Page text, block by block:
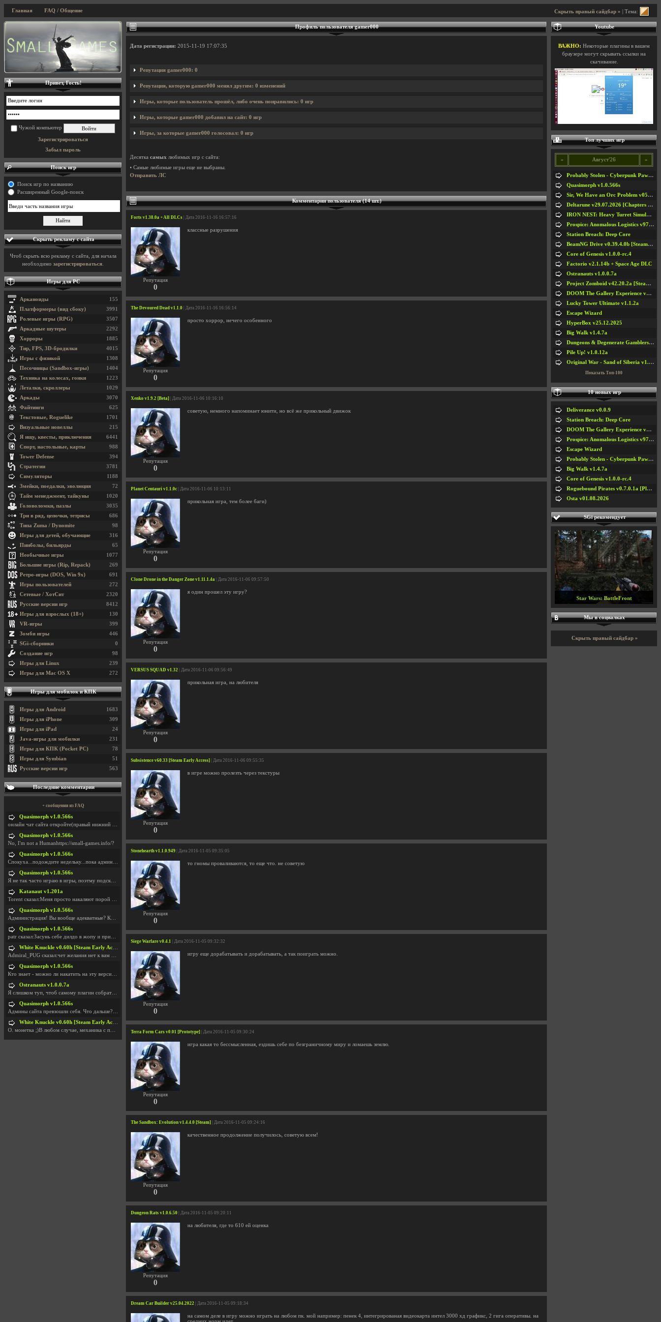
Скрыть правый сайдбар » | Тема:
Главная FAQ / Общение
Профиль пользователя gamer000
Дата регистрации: 2015-11-19 17:07:35
Репутация gamer000: 0
Репутация, которую gamer000 менял другим: 0 изменений
Игры, которые пользователь прошёл, либо очень понравились: 0 игр
Игры, которые gamer000 добавил на сайт: 0 игр
Игры, за которые gamer000 голосовал: 0 игр
Десятка самых любимых игр с сайта:
• Самые любимые игры еще не выбраны.
Отправить ЛС
Комментарии пользователя (14 шт.)
Forts v1.38.0a + All DLCs | Дата 2016-11-16 16:57:16
Репутация
0
классные разрушения
The Devoured Dead v1.1.0 | Дата 2016-11-16 16:56:14
Репутация
0
просто хоррор, нечего особенного
Xenko v1.9.2 [Beta] | Дата 2016-11-06 10:16:10
Репутация
0
советую, немного напоминает юнити, но всё же прикольный движок
Planet Centauri v1.1.0c | Дата 2016-11-06 10:13:11
Репутация
0
прикольная игра, тем более баги)
Clone Drone in the Danger Zone v1.11.1.4a | Дата 2016-11-06 09:57:50
Репутация
0
я один прошел эту игру?
VERSUS SQUAD v1.32 | Дата 2016-11-06 09:56:49
Репутация
0
прикольная игра, на любителя
Subsistence v60.33 [Steam Early Access] | Дата 2016-11-06 09:55:35
Репутация
0
в игре можно пролезть через текстуры
Stonehearth v1.1.0.949 | Дата 2016-11-05 09:35:05
Репутация
0
то гномы проваливаются, то еще что. не советую
Siege Warfare v0.4.1 | Дата 2016-11-05 09:32:32
Репутация
0
игру еще дорабатывать и дорабатывать, а так поиграть можно.
Terra Form Cars v0.01 [Prototype] | Дата 2016-11-05 09:30:24
Репутация
0
игра какая то бессмысленная, ездишь себе по безграничному миру и ломаешь землю.
The Sandbox: Evolution v1.4.4.0 [Steam] | Дата 2016-11-05 09:24:16
Репутация
0
качественное продолжение получилось, советую всем!
Dungeon Rats v1.0.6.50 | Дата 2016-11-05 09:20:11
Репутация
0
на любителя, где то 610 ей оценка
Dream Car Builder v25.04.2022 | Дата 2016-11-05 09:18:34
на самом деле в игру можно играть на любом пк. мой например: пенек 4, интегрированая видеокарта интел 3000 хд графикс, 2 гига оперативы. на
Привет, Гость!
Чужой компьютер
Зарегистрироваться
Забыл пароль
Поиск игр
Поиск игр по названию
Расширенный Google-поиск
Скрыть рекламу с сайта
Чтоб скрыть всю рекламу с сайта, для начала
необходимо зарегистрироваться
Игры для PC
155
Арканоиды
3991
Платформеры (вид сбоку)
3507
Ролевые игры (RPG)
2292
Аркадные шутеры
1885
Хорроры
4015
Тир, FPS, 3D-бродилки
1308
Игры с физикой
1404
Песочницы (Sandbox-игры)
1223
Техника на колесах, гонки
1029
Леталки, скроллеры
3070
Аркады
625
Файтинги
1701
Текстовые, Roguelike
215
Визуальные новеллы
6441
Я ищу, квесты, приключения
988
Спорт, настольные, карты
394
Tower Defense
3781
Стратегии
1188
Симуляторы
72
Змейки, поедалки, эволюция
1020
Тайм менеджмент, тайкуны
3035
Головоломки, пазлы
686
Три в ряд, цепочки, тетрисы
98
Типа Zuma / Dynomite
316
Игры для детей, обучающие
65
Пинболы, бильярды
1077
Необычные игры
269
Большие игры (Rip, Repack)
691
Ретро-игры (DOS, Win 9x)
272
Игры пользователей
2320
Сетевые / ХотСит
8412
Русские версии игр
130
Игры для взрослых (18+)
399
VR-игры
446
Зомби игры
0
SGi-сборники
98
Создание игр
239
Игры для Linux
272
Игры для Mac OS X
Игры для мобилок и КПК
1683
Игры для Android
309
Игры для iPhone
24
Игры для iPad
231
Java-игры для мобилки
78
Игры для КПК (Pocket PC)
51
Игры для Symbian
563
Русские версии игр
Последние комментарии
+ сообщения из FAQ
Quasimorph v1.0.566s
онлайн чат сайта откройте(правый нижний угол экран
Quasimorph v1.0.566s
No, I'm not a Humanhttps://small-games.info/?
Quasimorph v1.0.566s
Спокуха...подождите недельку...пока админов отпуст
Quasimorph v1.0.566s
Я не так часто играю в игры, поэтму подсказка про
Katanaut v1.201a
Torent сказал:Меня просто накаляют порой речи о то
Quasimorph v1.0.566s
Администрация! Вы вообще адекватные? Какие монетки
Quasimorph v1.0.566s
patr сказал:Засунь себе дилдо в жопу и пришли фотк
White Knuckle v0.60h [Steam Early Access]
Admiral_PUG сказал:чет желания нет к вам сюда захо
Quasimorph v1.0.566s
Кто знает - можно ли накатить на эту версию моды?
Ostranauts v1.0.0.7a
Я слишком туп, чтоб самому плагин собрать. И что-т
Quasimorph v1.0.566s
Админы сайта превзошли себя. Что дальше? Засунь се
White Knuckle v0.60h [Steam Early Access]
О. монетка ;)В любом случае, механика с поиском мо
Youtube
ВАЖНО: Некоторые плагины в вашем
браузере могут скрывать ссылки на
скачивание.
Топ лучших игр
« Август'26 »
Probably Stolen - Cyberpunk Pawnshop Simulator v048c [Playtest]
Quasimorph v1.0.566s
Sir, We Have an Orc Problem v05.08.2026
Deltarune v29.07.2026 [Chapters 1-5] / + RUS [Chapters 1-5]
IRON NEST: Heavy Turret Simulator v1.0a
Prospice: Anomalous Logistics v97 [Playtest]
Station Breach: Deep Core
BeamNG Drive v0.39.4.0b [Steam Early Access]
Core of Genesis v1.0.0-rc.4
Factorio v2.1.14b + Space Age DLC
Ostranauts v1.0.0.7a
Project Zomboid v42.20.2a [Steam Early Access]
DOOM The Gallery Experience v1.4.2
Lucky Tower Ultimate v1.1.2a
Escape Wizard
HyperBox v25.12.2025
Big Walk v1.4.7a
Dungeons & Degenerate Gamblers v2.0.2a
Pile Up! v1.0.12a
Original War - Sand of Siberia v1.6.30
Показать Топ-100
10 новых игр
Deliverance v0.0.9
Station Breach: Deep Core
DOOM The Gallery Experience v1.4.2
Prospice: Anomalous Logistics v97 [Playtest]
Escape Wizard
Probably Stolen - Cyberpunk Pawnshop Simulator v048c [Playtest]
Big Walk v1.4.7a
Core of Genesis v1.0.0-rc.4
Roguebound Pirates v0.7.0.1a [Playtest]
Osta v01.08.2026
SGi рекомендует
Star Wars: BattleFront
Мы в социалках
Скрыть правый сайдбар »